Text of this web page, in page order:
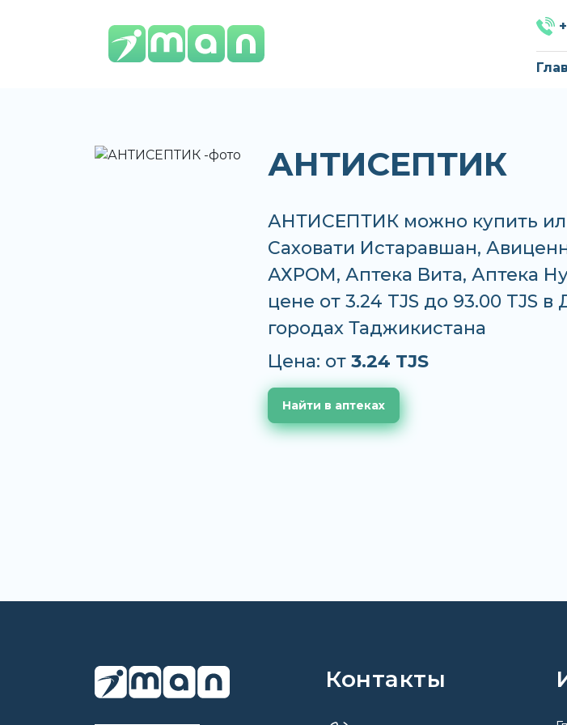
АНТИСЕПТИК
АНТИСЕПТИК можно купить или
Саховати Истаравшан,
АХРОМ, Аптека Вита, Аптека
цене от 3.24 TJS до 93.00 TJS
городах Таджикистана
Цена: от 3.24 TJS
Найти в аптеках
Контакты